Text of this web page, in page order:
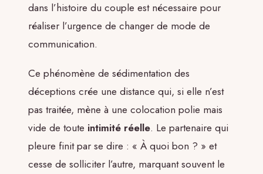
dans l’histoire du couple est nécessaire pour
réaliser l’urgence de changer de mode de
communication.
Ce phénomène de sédimentation des
déceptions crée une distance qui, si elle n’est
pas traitée, mène à une colocation polie mais
vide de toute intimité réelle. Le partenaire qui
pleure finit par se dire : « À quoi bon ? » et
cesse de solliciter l’autre, marquant souvent le